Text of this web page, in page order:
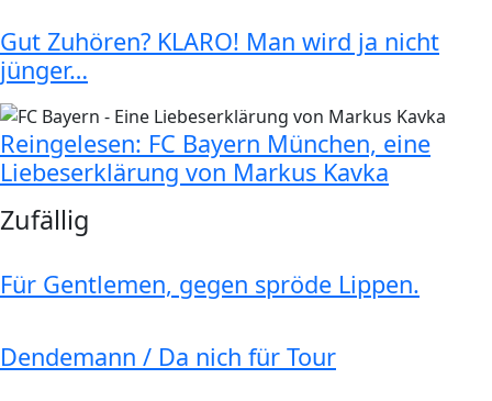
Gut Zuhören? KLARO! Man wird ja nicht
jünger…
Reingelesen: FC Bayern München, eine
Liebeserklärung von Markus Kavka
Zufällig
Für Gentlemen, gegen spröde Lippen.
Dendemann / Da nich für Tour